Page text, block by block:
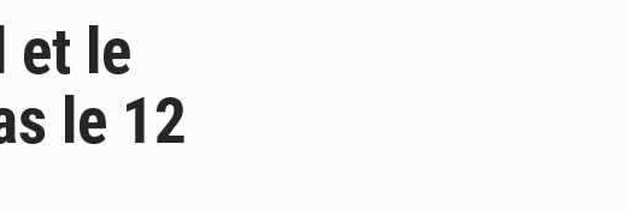
contenir les prix des carburants et de l’électricité
les autorités appellent à la vigilance
et le
le 12